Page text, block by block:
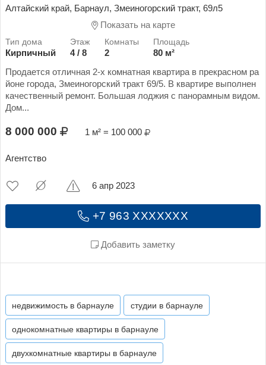
Алтайский край, Барнаул, Змеиногорский тракт, 69л5
Показать на карте
Кирпичный 4 / 8 2
80 м²
Продается отличная 2-х комнатная квартира в прекрасном ра
йоне города, Змеиногорский тракт 69/5. В квартире выполнен
качественный ремонт. Большая лоджия с панорамным видом.
Дом...
8 000 000 1 м² = 100 000
Агентство
+7 963 XXXXXXX
Добавить заметку
6 апр 2023
недвижимость в барнауле студии в барнауле
однокомнатные квартиры в барнауле
двухкомнатные квартиры в барнауле